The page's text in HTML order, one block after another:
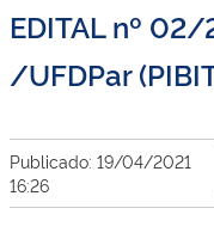
EDITAL nº 02/
/UFDPar
Publicado: 19/04/2021
16:26